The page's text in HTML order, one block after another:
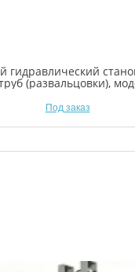
гидравлический
(развальцовки),
Под заказ